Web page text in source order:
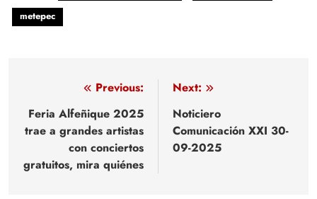
metepec
Navegación
de
entradas
Previous:
Feria Alfeñique 2025
trae a grandes artistas
con conciertos
gratuitos, mira quiénes
Next:
Noticiero
Comunicación XXI 30-
09-2025